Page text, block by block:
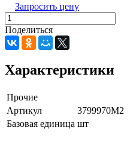
Запросить цену
Поделиться
Характеристики
Прочие
Артикул
3799970M2
Базовая единица шт